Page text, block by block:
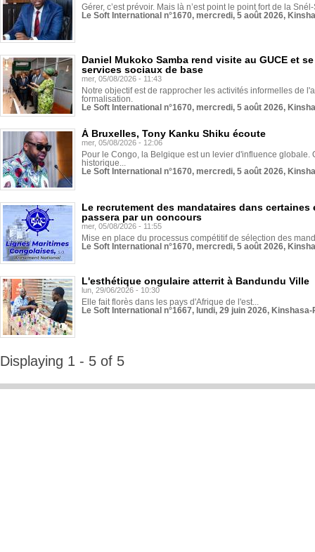
Gérer, c’est prévoir. Mais là n’est point le point fort de la
Le Soft International n°1670, mercredi, 5 août 2026,
Daniel Mukoko Samba rend visite au GUCE et
services sociaux de base
mer, 05/08/2026 - 11:43
Notre objectif est de rapprocher les activités informelles de
formalisation.
Le Soft International n°1670, mercredi, 5 août 2026,
À Bruxelles, Tony Kanku Shiku écoute
mer, 05/08/2026 - 12:06
Pour le Congo, la Belgique est un levier d'influence globale.
historique...
Le Soft International n°1670, mercredi, 5 août 2026,
Le recrutement des mandataires dans
passera par un concours
mer, 05/08/2026 - 11:55
Mise en place du processus compétitif de sélection des
Le Soft International n°1670, mercredi, 5 août 2026,
L'esthétique ongulaire atterrit à Bandundu Ville
lun, 29/06/2026 - 10:30
Elle fait florès dans les pays d'Afrique de l'est...
Le Soft International n°1667, lundi, 29 juin 2026,
Displaying 1 - 5 of 5